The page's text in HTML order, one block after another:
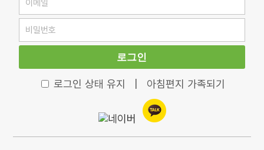
로그인
로그인 상태 유지 아침편지 가족되기